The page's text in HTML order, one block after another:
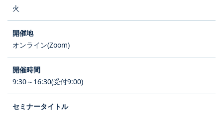
火
オンライン(Zoom)
9:30～16:30(受付9:00)